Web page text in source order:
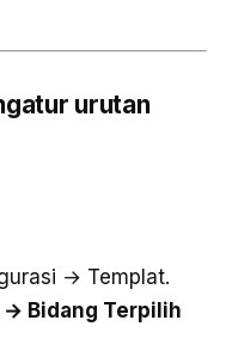
urutan
→ Templat.
→ Bidang Terpilih